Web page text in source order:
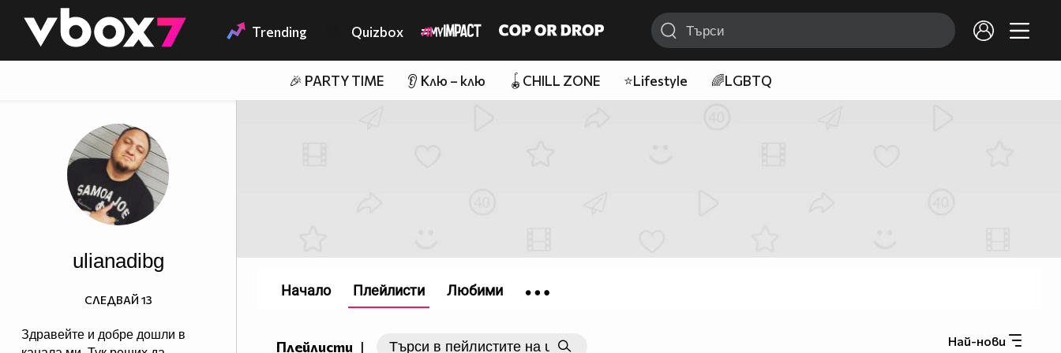
👾 Trending Quizbox
🎉 PARTY TIME 👂 Клю – клю 🪀CHILL ZONE ⭐Lifestyle 🌈LGBTQ
ulianadibg
Здравейте и добре дошли в
СЛЕДВАЙ 13
Плейлисти | Най-нови
Начало Плейлисти Любими